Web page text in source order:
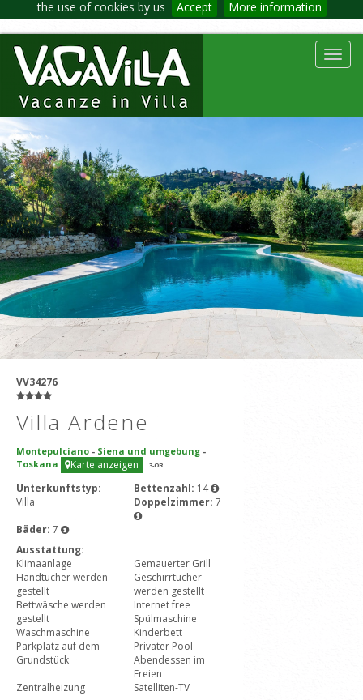
the use of cookies by us Accept More information
VV34276
Villa Ardene
Montepulciano - Siena und umgebung -
Toskana
Karte anzeigen 3-OR
Unterkunftstyp:
Villa
Bettenzahl: 14
Doppelzimmer: 7
Bäder: 7
Ausstattung:
Klimaanlage
Gemauerter Grill
Handtücher werden
gestellt
Geschirrtücher
werden gestellt
Bettwäsche werden
gestellt
Internet free
Spülmaschine
Waschmaschine
Kinderbett
Parkplatz auf dem
Grundstück
Privater Pool
Abendessen im
Freien
Zentralheizung
Satelliten-TV